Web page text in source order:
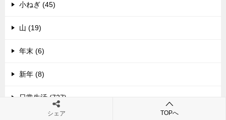
小ねぎ (45)
山 (19)
年末 (6)
新年 (8)
日常生活 (727)
シェア TOPへ